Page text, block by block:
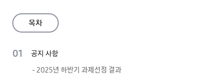
목차
01
공지 사항
- 2025년 하반기 과제선정 결과